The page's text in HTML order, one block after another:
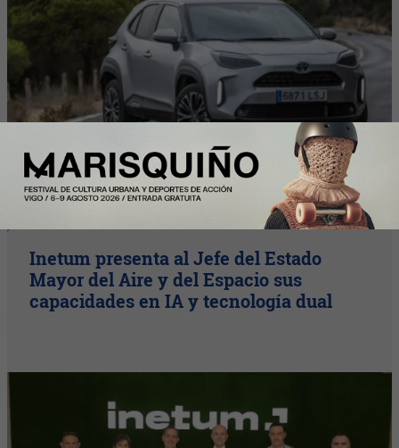
Inetum presenta al Jefe del Estado
Mayor del Aire y del Espacio sus
capacidades en IA y tecnología dual